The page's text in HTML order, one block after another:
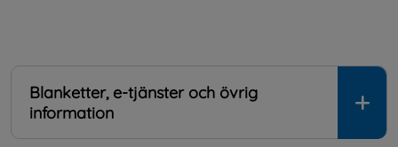
Blanketter, e-tjänster och övrig
information